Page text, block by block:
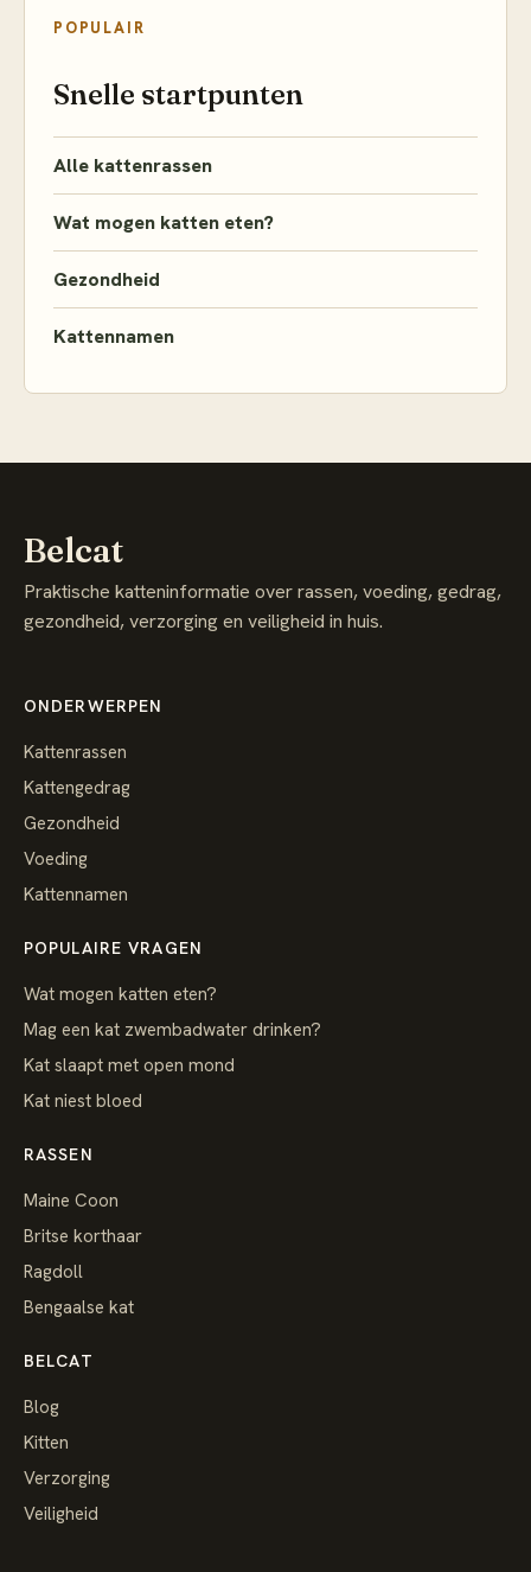
POPULAIR
Snelle startpunten
Alle kattenrassen
Wat mogen katten eten?
Gezondheid
Kattennamen
Belcat
Praktische katteninformatie over rassen, voeding, gedrag,
gezondheid, verzorging en veiligheid in huis.
ONDERWERPEN
Kattenrassen
Kattengedrag
Gezondheid
Voeding
Kattennamen
POPULAIRE VRAGEN
Wat mogen katten eten?
Mag een kat zwembadwater drinken?
Kat slaapt met open mond
Kat niest bloed
RASSEN
Maine Coon
Britse korthaar
Ragdoll
Bengaalse kat
BELCAT
Blog
Kitten
Verzorging
Veiligheid